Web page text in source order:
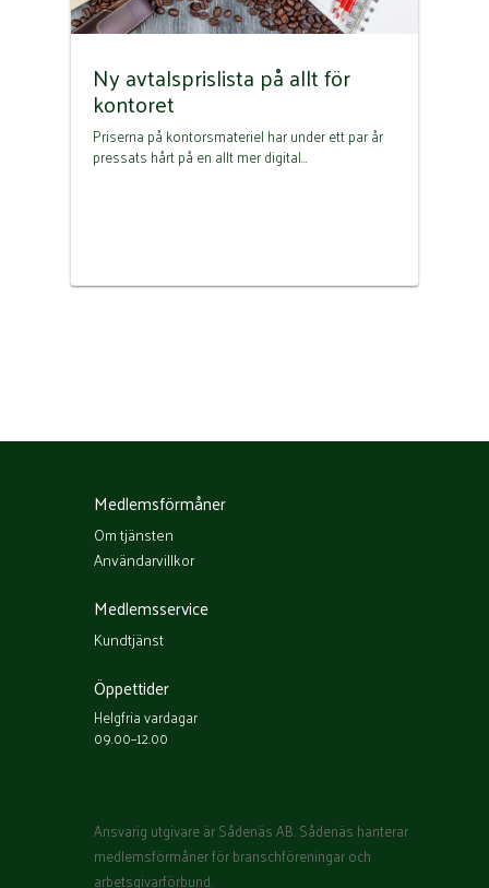
Ny avtalsprislista på allt för
kontoret
Priserna på kontorsmateriel har under ett par år
pressats hårt på en allt mer digital…
Medlemsförmåner
Om tjänsten
Användarvillkor
Medlemsservice
Kundtjänst
Öppettider
Helgfria vardagar
09.00–12.00
Ansvarig utgivare är Sådenäs AB. Sådenäs hanterar
medlemsförmåner för branschföreningar och
arbetsgivarförbund.